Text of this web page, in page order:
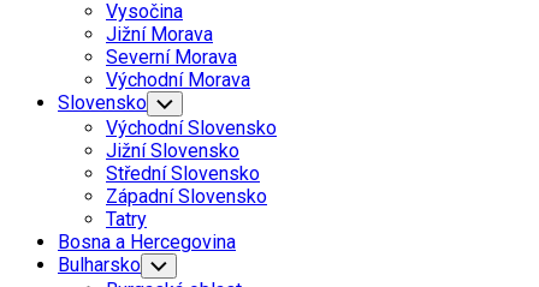
Vysočina
Jižní Morava
Current
Page
Parent
Severní Morava
Východní Morava
Slovensko Toggle
Child
Menu
Východní Slovensko
Jižní Slovensko
Střední Slovensko
Západní Slovensko
Tatry
Bosna a Hercegovina
Bulharsko Toggle
Child